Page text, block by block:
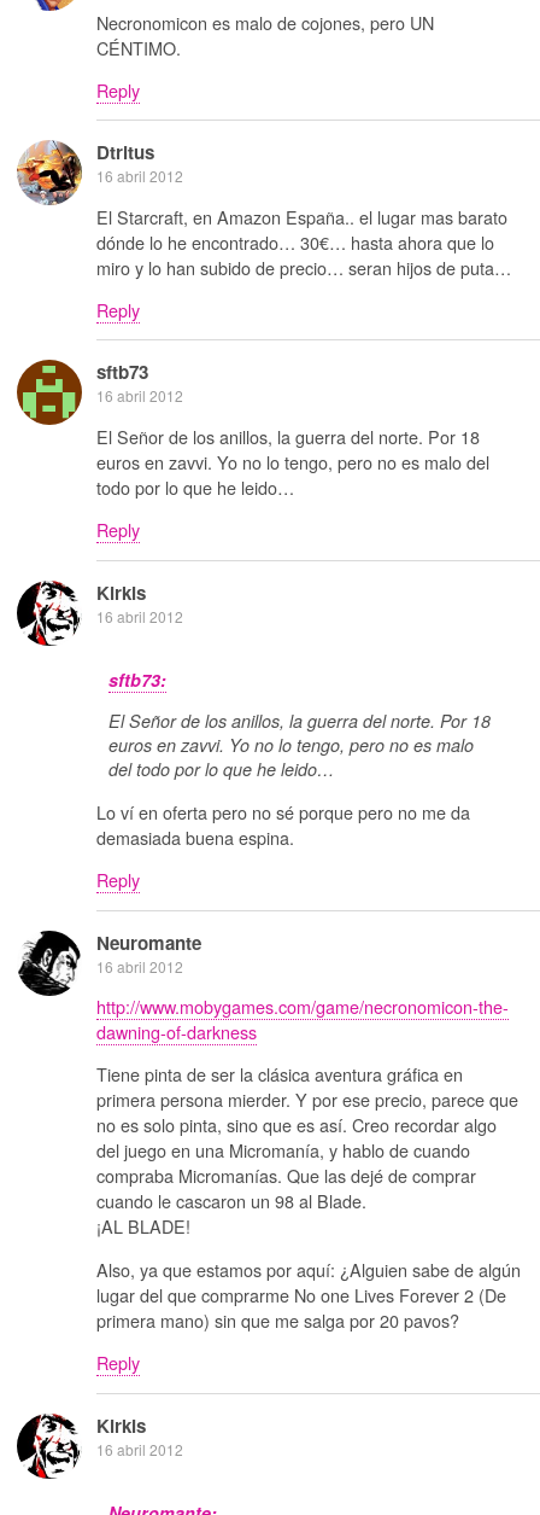
Necronomicon es malo de cojones, pero UN
CÉNTIMO.
Reply
Dtritus
16 abril 2012
El Starcraft, en Amazon España.. el lugar mas barato
dónde lo he encontrado… 30€… hasta ahora que lo
miro y lo han subido de precio… seran hijos de puta…
Reply
sftb73
16 abril 2012
El Señor de los anillos, la guerra del norte. Por 18
euros en zavvi. Yo no lo tengo, pero no es malo del
todo por lo que he leido…
Reply
Kirkis
16 abril 2012
sftb73:
El Señor de los anillos, la guerra del norte. Por 18
euros en zavvi. Yo no lo tengo, pero no es malo
del todo por lo que he leido…
Lo ví en oferta pero no sé porque pero no me da
demasiada buena espina.
Reply
Neuromante
16 abril 2012
http://www.mobygames.com/game/necronomicon-the-
dawning-of-darkness
Tiene pinta de ser la clásica aventura gráfica en
primera persona mierder. Y por ese precio, parece que
no es solo pinta, sino que es así. Creo recordar algo
del juego en una Micromanía, y hablo de cuando
compraba Micromanías. Que las dejé de comprar
cuando le cascaron un 98 al Blade.
¡AL BLADE!
Also, ya que estamos por aquí: ¿Alguien sabe de algún
lugar del que comprarme No one Lives Forever 2 (De
primera mano) sin que me salga por 20 pavos?
Reply
Kirkis
16 abril 2012